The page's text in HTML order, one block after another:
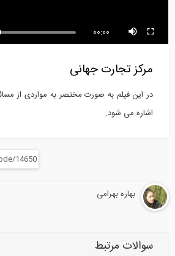
3:00
با تکنولوژی...
37:11 00:00
مرکز تجارت جهانی
در این فیلم به صورت مختصر به مواردی از
اشاره می شود.
بهاره بهرامی
سوالات مرتبط